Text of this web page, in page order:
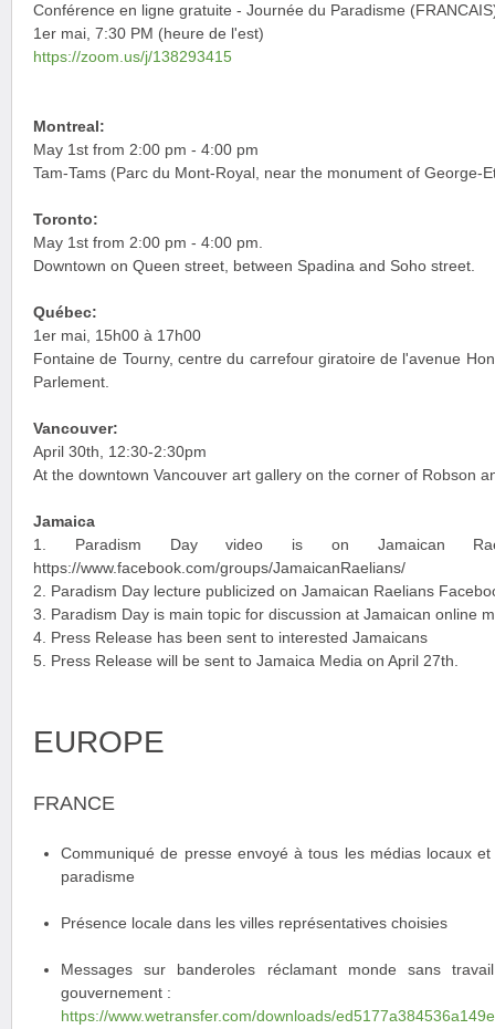
Conférence en ligne gratuite - Journée du Paradisme
1er mai, 7:30 PM (heure de l'est)
https://zoom.us/j/138293415
Montreal:
May 1st from 2:00 pm - 4:00 pm
Tam-Tams (Parc du Mont-Royal, near the monument of George-
Toronto:
May 1st from 2:00 pm - 4:00 pm.
Downtown on Queen street, between Spadina and Soho street.
Québec:
1er mai, 15h00 à 17h00
Fontaine de Tourny, centre du carrefour giratoire de l'avenue
Parlement.
Vancouver:
April 30th, 12:30-2:30pm
At the downtown Vancouver art gallery on the corner of Robson
Jamaica
1. Paradism Day video is on Jamaican
https://www.facebook.com/groups/JamaicanRaelians/
2. Paradism Day lecture publicized on Jamaican Raelians
3. Paradism Day is main topic for discussion at Jamaican online
4. Press Release has been sent to interested Jamaicans
5. Press Release will be sent to Jamaica Media on April 27th.
EUROPE
FRANCE
Communiqué de presse envoyé à tous les médias locaux
paradisme
Présence locale dans les villes représentatives choisies
Messages sur banderoles réclamant monde sans
gouvernement :
https://www.wetransfer.com/downloads/